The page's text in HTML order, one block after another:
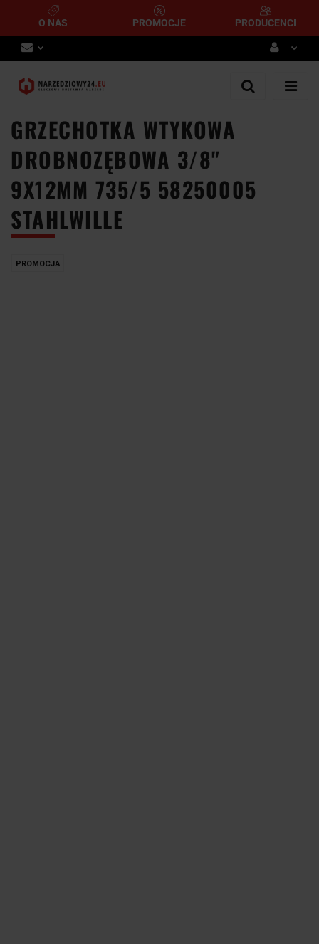
O NAS PROMOCJE PRODUCENCI
Zaloguj się
Dodaj zgłoszenie
GRZECHOTKA WTYKOWA
DROBNOZĘBOWA 3/8"
9X12MM 735/5 58250005
STAHLWILLE
PROMOCJA